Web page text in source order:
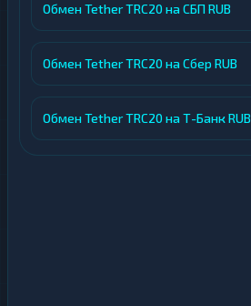
Обмен Tether TRC20 на СБП RUB
Обмен Tether TRC20 на Сбер RUB
Обмен Tether TRC20 на Т-Банк RUB